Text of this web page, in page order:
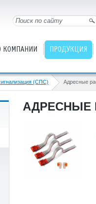
КОМПАНИИ ПРОДУКЦИЯ
(СПС) Адресные
АДРЕСНЫЕ